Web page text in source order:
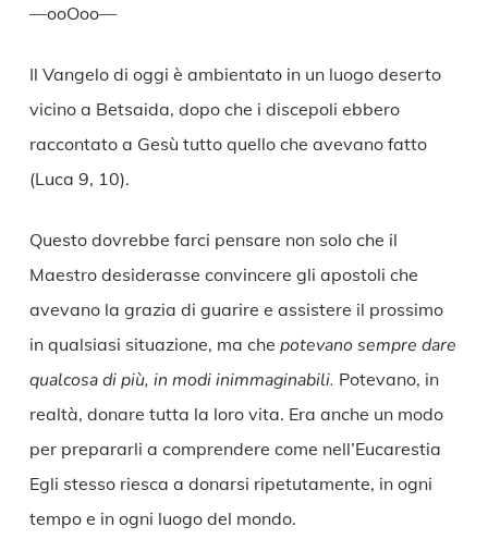
—ooOoo—
Il Vangelo di oggi è ambientato in un luogo deserto
vicino a Betsaida, dopo che i discepoli ebbero
raccontato a Gesù tutto quello che avevano fatto
(Luca 9, 10).
Questo dovrebbe farci pensare non solo che il
Maestro desiderasse convincere gli apostoli che
avevano la grazia di guarire e assistere il prossimo
in qualsiasi situazione, ma che potevano sempre dare
qualcosa di più, in modi inimmaginabili. Potevano, in
realtà, donare tutta la loro vita. Era anche un modo
per prepararli a comprendere come nell’Eucarestia
Egli stesso riesca a donarsi ripetutamente, in ogni
tempo e in ogni luogo del mondo.